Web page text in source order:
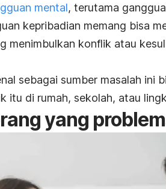
mental, terutama
kepribadian memang bisa
menimbulkan konflik atau
sebagai sumber masalah ini
itu di rumah, sekolah, atau
yang